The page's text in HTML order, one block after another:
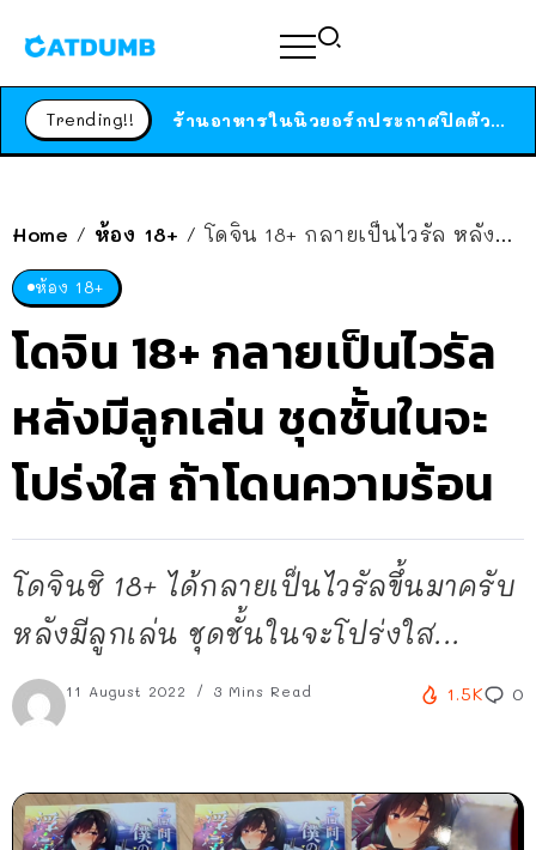
Trending!! สาวญี่ปุ่นโดนแมวตัวเองกัด ไม่ได้ไปหาหมอตั้งแต่เนิ่นๆ สุดท้ายขาบวม กลายเป็นโรคเนื้อเน่า เตือนทาสแมวทั้งหลายให้ระวัง
Home / ห้อง 18+ / โดจิน 18+ กลายเป็นไวรัล หลังมีลูกเล่น ชุดชั้นในจะโปร่งใส ถ้าโดนความร้อน
ห้อง 18+
โดจิน 18+ กลายเป็นไวรัล
หลังมีลูกเล่น ชุดชั้นในจะ
โปร่งใส ถ้าโดนความร้อน
โดจินชิ 18+ ได้กลายเป็นไวรัลขึ้นมาครับ
หลังมีลูกเล่น ชุดชั้นในจะโปร่งใส...
11 August 2022 3 Mins Read 1.5K 0